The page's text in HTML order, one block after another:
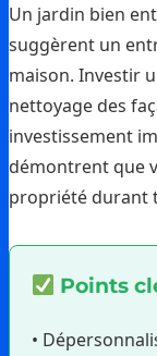
Un jardin bien
suggèrent un
maison. Investir
nettoyage des
investissement
démontrent que
propriété durant
Points
•